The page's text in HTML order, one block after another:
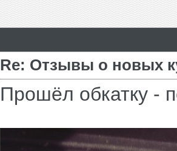
Re: Отзывы о новых
Прошёл обкатку -